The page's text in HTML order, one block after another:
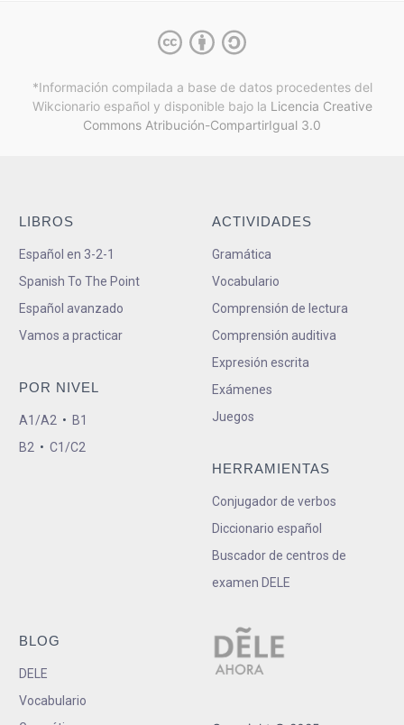
*Información compilada a base de datos procedentes del
Wikcionario español y disponible bajo la Licencia Creative
Commons Atribución-CompartirIgual 3.0
LIBROS
Español en 3-2-1
Spanish To The Point
Español avanzado
Vamos a practicar
POR NIVEL
A1/A2 • B1
B2 • C1/C2
ACTIVIDADES
Gramática
Vocabulario
Comprensión de lectura
Comprensión auditiva
Expresión escrita
Exámenes
Juegos
HERRAMIENTAS
Conjugador de verbos
Diccionario español
Buscador de centros de
examen DELE
BLOG
DELE
Vocabulario